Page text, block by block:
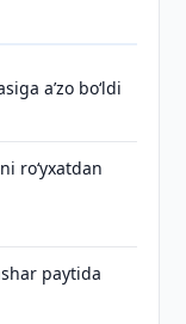
aʼzo bo‘ldi
ro‘yxatdan
paytida